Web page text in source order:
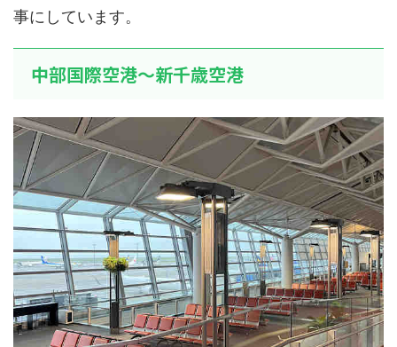
事にしています。
中部国際空港〜新千歳空港